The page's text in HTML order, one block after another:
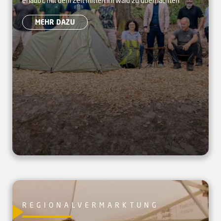
Camp in Forbach
MEHR DAZU
REGIONALVERMARKTUNG